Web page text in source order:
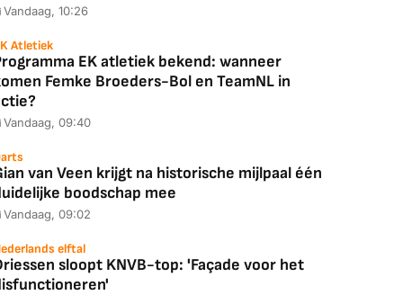
Vandaag, 10:26
Atletiek
EK atletiek bekend: wanneer
Femke Broeders-Bol en TeamNL in
Vandaag, 09:40
van Veen krijgt na historische mijlpaal één
boodschap mee
Vandaag, 09:02
elftal
sloopt KNVB-top: 'Façade voor het